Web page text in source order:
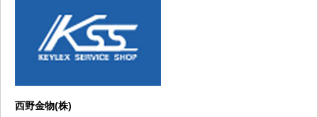
西野金物(株)